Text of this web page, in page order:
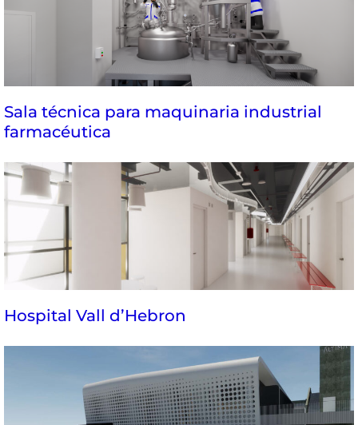
Sala técnica para maquinaria industrial
farmacéutica
Hospital Vall d’Hebron